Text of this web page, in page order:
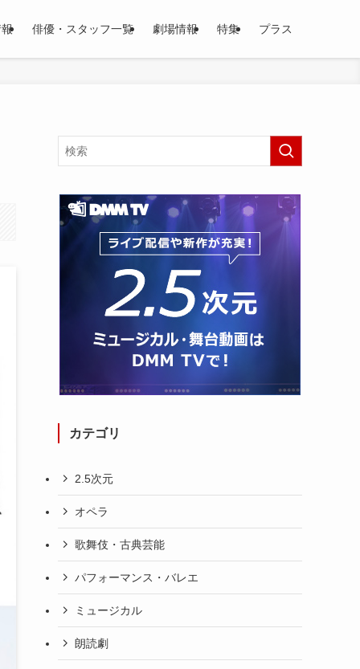
俳優・スタッフ一覧 劇場情報 特集 プラス
カテゴリ
2.5次元
オペラ
歌舞伎・古典芸能
パフォーマンス・バレエ
ミュージカル
朗読劇